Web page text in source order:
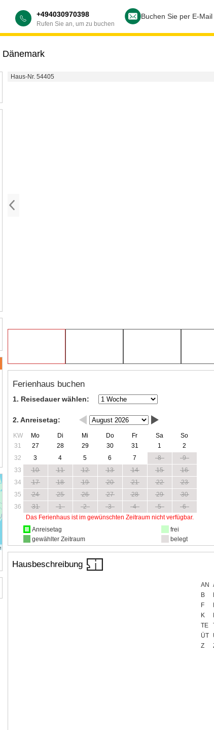
+494030970398
Rufen Sie an, um zu buchen
Buchen Sie per E-Mail
Dänemark
Haus-Nr. 54405
Ferienhaus buchen
1. Reisedauer wählen:
2. Anreisetag:
KW Mo Di Mi Do Fr Sa
So
31
27 28 29 30 31 1
2
32
3 4 5 6 7 8
9
33
10 11 12 13 14 15
16
34
17 18 19 20 21 22
23
35
24 25 26 27 28 29
30
36
31 1 2 3 4 5
6
Das Ferienhaus ist im gewünschten Zeitraum nicht verfügbar.
Anreisetag
gewählter Zeitraum
frei
belegt
Hausbeschreibung
AN
B
F
K
TE
ÜT
Z